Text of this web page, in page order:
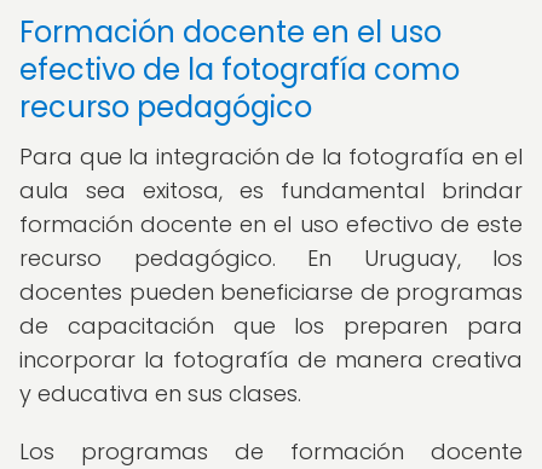
Formación docente en el uso
efectivo de la fotografía como
recurso pedagógico
Para que la integración de la fotografía en el
aula sea exitosa, es fundamental brindar
formación docente en el uso efectivo de este
recurso pedagógico. En Uruguay, los
docentes pueden beneficiarse de programas
de capacitación que los preparen para
incorporar la fotografía de manera creativa
y educativa en sus clases.
Los programas de formación docente